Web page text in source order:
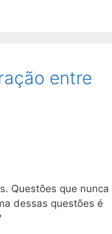
entre
Questões que nunca
dessas questões é